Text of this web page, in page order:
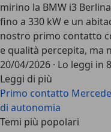
mirino la BMW i3
fino a 330 kW e un
nostro primo contatto
e qualità percepita, ma
20/04/2026 · Lo leggi in
Leggi di più
Primo contatto
di autonomia
Temi più popolari